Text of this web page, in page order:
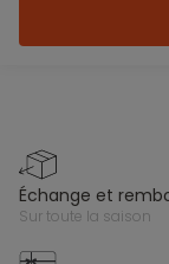
échange et
sur toute la saison